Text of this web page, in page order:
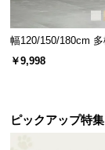
幅120/150/180cm
ード 木目/石目調 オ
￥9,998
ピックアップ特集